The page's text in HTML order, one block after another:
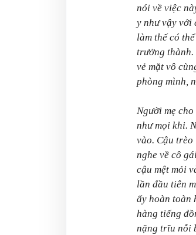
nói về việc
y như vậy với
làm thế có
trưởng thành.
vẻ mặt vô
phòng mình,
Người mẹ
như mọi khi.
vào. Cậu trèo
nghe về cô
cậu mệt mỏi
lần đầu tiên
ấy hoàn toàn
hàng tiếng
nặng trĩu nỗi